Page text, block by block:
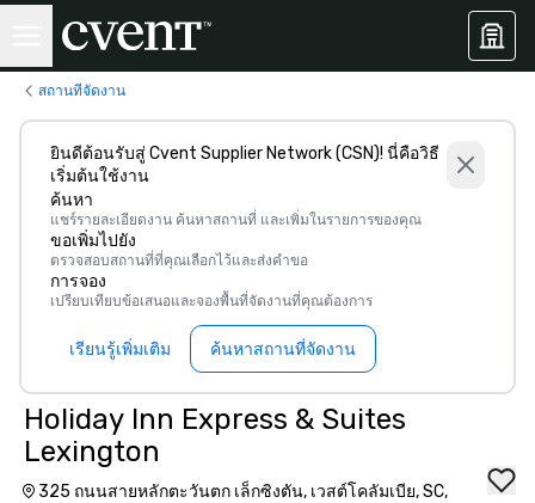
สถานที่จัดงาน
ยินดีต้อนรับสู่ Cvent Supplier Network (CSN)! นี่คือวิธี
เริ่มต้นใช้งาน
ค้นหา
แชร์รายละเอียดงาน ค้นหาสถานที่ และเพิ่มในรายการของคุณ
ขอเพิ่มไปยัง
ตรวจสอบสถานที่ที่คุณเลือกไว้และส่งคำขอ
การจอง
เปรียบเทียบข้อเสนอและจองพื้นที่จัดงานที่คุณต้องการ
เรียนรู้เพิ่มเติม ค้นหาสถานที่จัดงาน
Holiday Inn Express & Suites
Lexington
325 ถนนสายหลักตะวันตก เล็กซิงตัน, เวสต์โคลัมเบีย, SC,